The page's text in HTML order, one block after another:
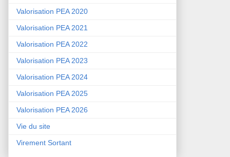
Valorisation PEA 2020
Valorisation PEA 2021
Valorisation PEA 2022
Valorisation PEA 2023
Valorisation PEA 2024
Valorisation PEA 2025
Valorisation PEA 2026
Vie du site
Virement Sortant